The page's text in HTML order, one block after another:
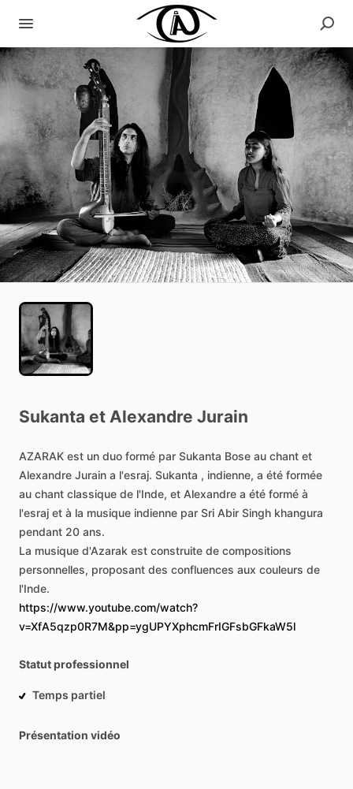
Sukanta et Alexandre Jurain
AZARAK est un duo formé par Sukanta Bose au chant et
Alexandre Jurain a l'esraj. Sukanta , indienne, a été formée
au chant classique de l'Inde, et Alexandre a été formé à
l'esraj et à la musique indienne par Sri Abir Singh khangura
pendant 20 ans.
La musique d'Azarak est construite de compositions
personnelles, proposant des confluences aux couleurs de
l'Inde.
https://www.youtube.com/watch?
v=XfA5qzp0R7M&pp=ygUPYXphcmFrIGFsbGFkaW5l
Statut professionnel
Temps partiel
Présentation vidéo